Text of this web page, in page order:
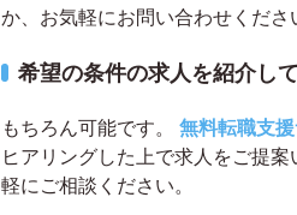
か、お気軽にお問い合わせくださ
希望の条件の求人を紹介し
もちろん可能です。 無料転職支
ヒアリングした上で求人をご提
軽にご相談ください。